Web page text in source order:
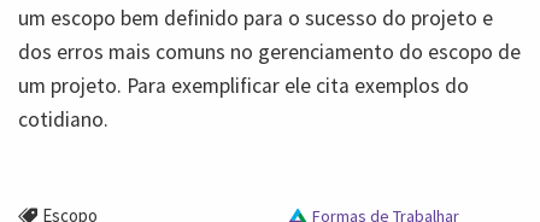
um escopo bem definido para o sucesso do projeto e
dos erros mais comuns no gerenciamento do escopo de
um projeto. Para exemplificar ele cita exemplos do
cotidiano.
Escopo Formas de Trabalhar